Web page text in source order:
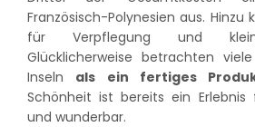
Französisch-Polynesien aus. Hinzu
für Verpflegung und
Glücklicherweise betrachten
Inseln als ein fertiges
Schönheit ist bereits ein Erlebnis
und wunderbar.